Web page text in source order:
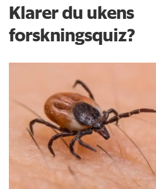
Klarer du ukens
forskningsquiz?